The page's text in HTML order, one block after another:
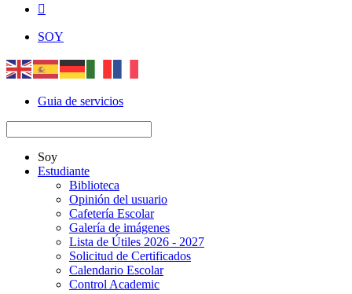

SOY
Guia de servicios
Soy
Estudiante
Biblioteca
Opinión del usuario
Cafetería Escolar
Galería de imágenes
Lista de Útiles 2026 - 2027
Solicitud de Certificados
Calendario Escolar
Control Academic